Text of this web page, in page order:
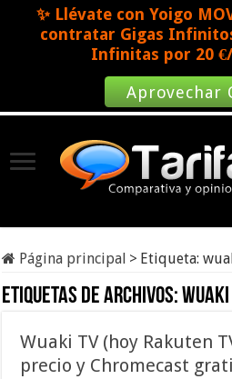
Página principal > Etiqueta:
Etiquetas de archivos:
Wuaki TV (hoy Rakuten
precio y Chromecast
✨ Llévate con Yoigo
contratar Gigas
Infinitas por 20
Aprovechar